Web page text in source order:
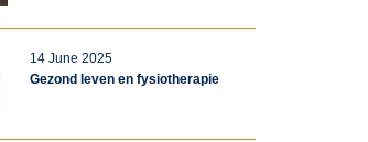
14 June 2025
Gezond leven en fysiotherapie